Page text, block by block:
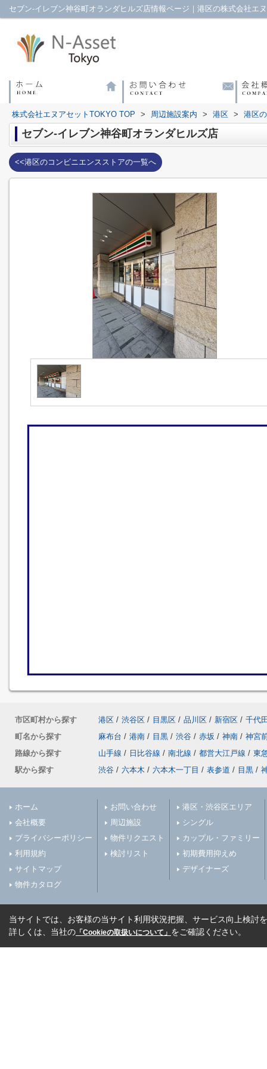
セブン-イレブン神谷町オランダヒルズ店情報ページ｜港区の株式会社エ
株式会社エヌアセットTOKYO TOP > 周辺施設案内 > 港区 > 港区
セブン-イレブン神谷町オランダヒルズ店
<<港区のコンビニエンスストアの一覧へ
市区町村から探す 港区 / 渋谷区 / 目黒区 / 品川区 / 新宿区 / 千代
町名から探す
麻布台 / 港南 / 目黒 / 渋谷 / 赤坂 / 神南 / 神宮
路線から探す
山手線 / 日比谷線 / 南北線 / 都営大江戸線 / 東
駅から探す
渋谷 / 六本木 / 六本木一丁目 / 表参道 / 目黒 /
ホーム
会社概要
プライバシーポリシー
利用規約
サイトマップ
物件カタログ
お問い合わせ
周辺施設
物件リクエスト
検討リスト
港区・渋谷区エリア
シングル
カップル・ファミリー
初期費用抑えめ
デザイナーズ
当サイトでは、お客様の当サイト利用状況把握、サービス向上検討
詳しくは、当社の 「Cookieの取扱いについて」 をご確認ください。